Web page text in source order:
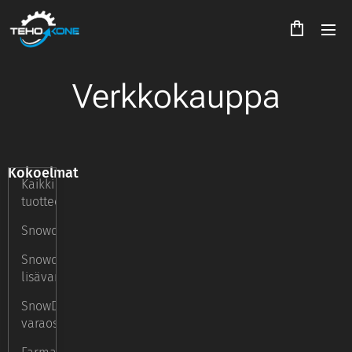
Verkkokauppa
Kokoelmat
Kaikki
tuotteet
Snowdog
Snowdog
lisävarusteet
SnowDog
varaosat